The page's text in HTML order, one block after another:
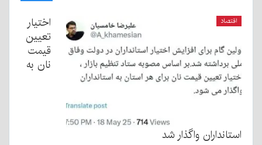
اقتصاد
اختیار
تعیین
قیمت
نان به
استانداران واگذار شد